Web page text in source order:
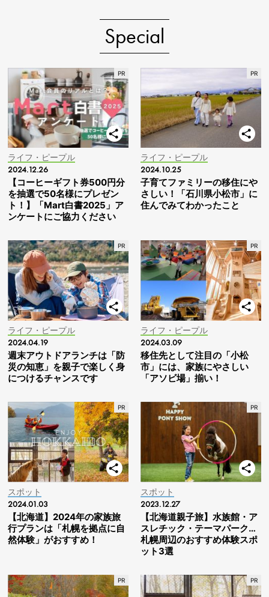
Special
ライフ・ピープル
2024.12.26
【コーヒーギフト券500円分
を抽選で50名様にプレゼン
ト！】「Mart白書2025」ア
ンケートにご協力ください
ライフ・ピープル
2024.10.25
子育てファミリーの移住にや
さしい！「石川県小松市」に
住んでみてわかったこと
ライフ・ピープル
2024.04.19
週末アウトドアランチは「防
災の知恵」を親子で楽しく身
につけるチャンスです
ライフ・ピープル
2024.03.09
移住先として注目の「小松
市」には、家族にやさしい
「アソビ場」揃い！
スポット
2024.01.03
【北海道】2024年の家族旅
行プランは「札幌を拠点に自
然体験」がおすすめ！
スポット
2023.12.27
【北海道親子旅】水族館・ア
スレチック・テーマパーク…
札幌周辺のおすすめ体験スポ
ット3選